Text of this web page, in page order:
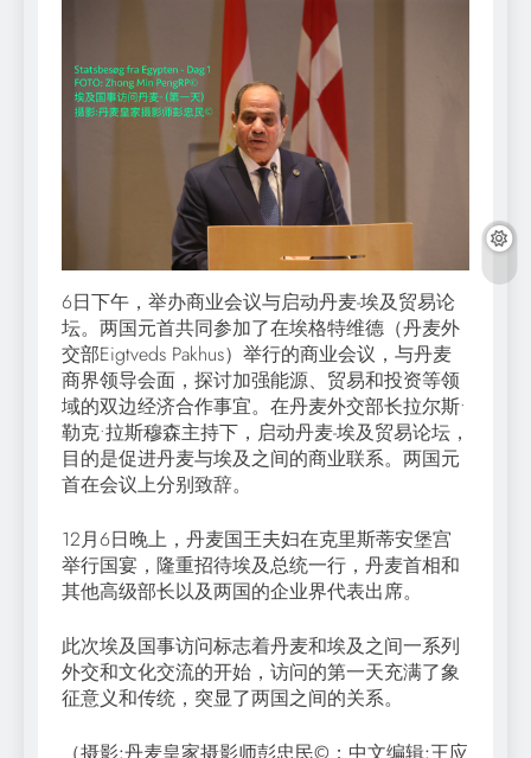
6日下午，举办商业会议与启动丹麦-埃及贸易论
坛。两国元首共同参加了在埃格特维德（丹麦外
交部Eigtveds Pakhus）举行的商业会议，与丹麦
商界领导会面，探讨加强能源、贸易和投资等领
域的双边经济合作事宜。在丹麦外交部长拉尔斯•
勒克•拉斯穆森主持下，启动丹麦-埃及贸易论坛，
目的是促进丹麦与埃及之间的商业联系。两国元
首在会议上分别致辞。
12月6日晚上，丹麦国王夫妇在克里斯蒂安堡宫
举行国宴，隆重招待埃及总统一行，丹麦首相和
其他高级部长以及两国的企业界代表出席。
此次埃及国事访问标志着丹麦和埃及之间一系列
外交和文化交流的开始，访问的第一天充满了象
征意义和传统，突显了两国之间的关系。